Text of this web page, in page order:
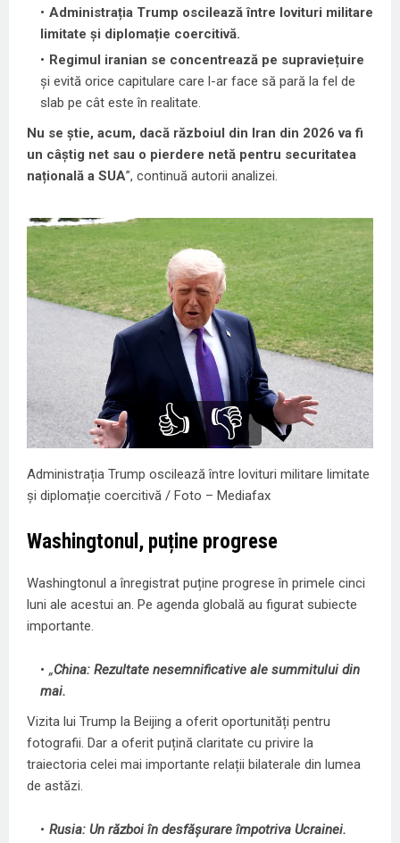
Administrația Trump oscilează între lovituri militare
limitate și diplomație coercitivă.
Regimul iranian se concentrează pe supraviețuire
și evită orice capitulare care l-ar face să pară la fel de
slab pe cât este în realitate.
Nu se știe, acum, dacă războiul din Iran din 2026 va fi
un câștig net sau o pierdere netă pentru securitatea
națională a SUA”, continuă autorii analizei.
👍 👎
Administrația Trump oscilează între lovituri militare limitate
și diplomație coercitivă / Foto – Mediafax
Washingtonul, puține progrese
Washingtonul a înregistrat puține progrese în primele cinci
luni ale acestui an. Pe agenda globală au figurat subiecte
importante.
„China: Rezultate nesemnificative ale summitului din
mai.
Vizita lui Trump la Beijing a oferit oportunități pentru
fotografii. Dar a oferit puțină claritate cu privire la
traiectoria celei mai importante relații bilaterale din lumea
de astăzi.
Rusia: Un război în desfășurare împotriva Ucrainei.